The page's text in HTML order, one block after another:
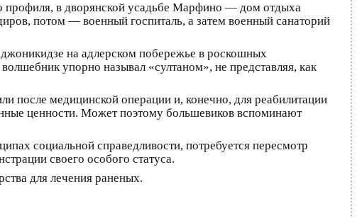
профиля, в дворянской усадьбе Марфино — дом отдыха
потом — военный госпиталь, а затем военный санаторий
на адлерском побережье в роскошных
упорно называл «султаном», не представляя, как
после медицинской операции и, конечно, для реабилитации
ценности. Может поэтому большевиков вспоминают
социальной справедливости, потребуется пересмотр
своего особого статуса.
для лечения раненых.